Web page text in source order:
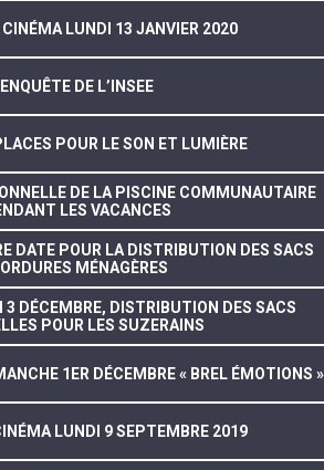
CINÉMA LUNDI 13 JANVIER 2020
ENQUÊTE DE L’INSEE
POUR LE SON ET LUMIÈRE
DE LA PISCINE COMMUNAUTAIRE
LES VACANCES
DATE POUR LA DISTRIBUTION DES SACS
MÉNAGÈRES
3 DÉCEMBRE, DISTRIBUTION DES SACS
POUR LES SUZERAINS
1ER DÉCEMBRE « BREL ÉMOTIONS »
LUNDI 9 SEPTEMBRE 2019